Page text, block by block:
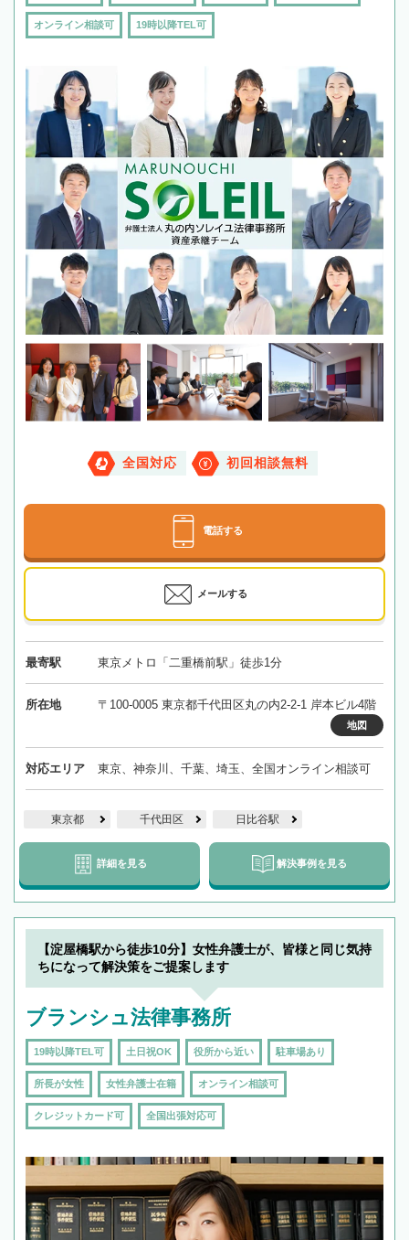
オンライン相談可 19時以降TEL可
全国対応 初回相談無料
電話する
メールする
最寄駅 東京メトロ「二重橋前駅」徒歩1分
所在地 〒100-0005 東京都千代田区丸の内2-2-1 岸本ビル4階
地図
対応エリア 東京、神奈川、千葉、埼玉、全国オンライン相談可
東京都 千代田区 日比谷駅
詳細を見る 解決事例を見る
【淀屋橋駅から徒歩10分】女性弁護士が、皆様と同じ気持
ちになって解決策をご提案します
ブランシュ法律事務所
19時以降TEL可 土日祝OK 役所から近い 駐車場あり
所長が女性 女性弁護士在籍 オンライン相談可
クレジットカード可 全国出張対応可